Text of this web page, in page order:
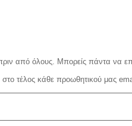
από όλους.
Μπορείς πάντα να
τέλος κάθε προωθητικού μας